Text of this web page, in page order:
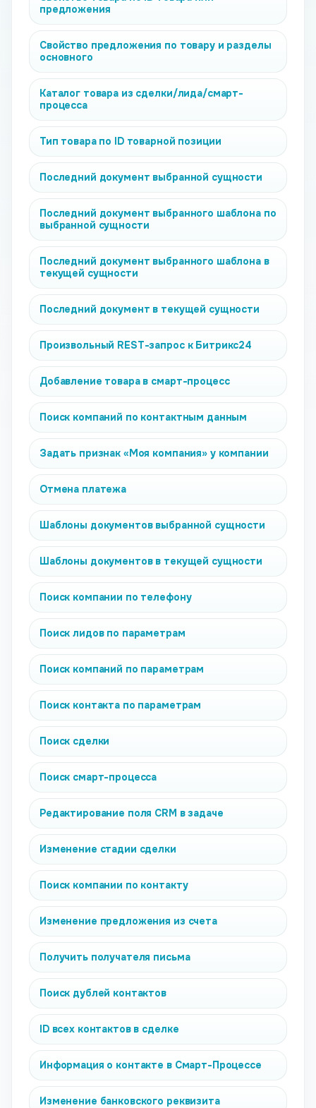
предложения
Свойство предложения по товару и разделы
основного
Каталог товара из сделки/лида/смарт-
процесса
Тип товара по ID товарной позиции
Последний документ выбранной сущности
Последний документ выбранного шаблона по
выбранной сущности
Последний документ выбранного шаблона в
текущей сущности
Последний документ в текущей сущности
Произвольный REST-запрос к Битрикс24
Добавление товара в смарт-процесс
Поиск компаний по контактным данным
Задать признак «Моя компания» у компании
Отмена платежа
Шаблоны документов выбранной сущности
Шаблоны документов в текущей сущности
Поиск компании по телефону
Поиск лидов по параметрам
Поиск компаний по параметрам
Поиск контакта по параметрам
Поиск сделки
Поиск смарт-процесса
Редактирование поля CRM в задаче
Изменение стадии сделки
Поиск компании по контакту
Изменение предложения из счета
Получить получателя письма
Поиск дублей контактов
ID всех контактов в сделке
Информация о контакте в Смарт-Процессе
Изменение банковского реквизита